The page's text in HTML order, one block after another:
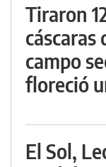
Tiraron
cáscaras
campo
floreció
El Sol,